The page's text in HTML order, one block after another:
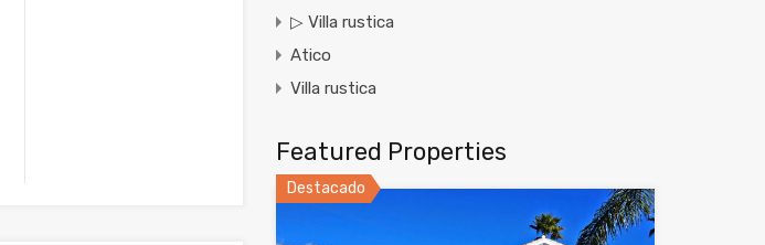
▷ Villa rustica
Atico
Villa rustica
Featured Properties
Destacado